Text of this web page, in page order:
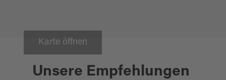
Karte öffnen
Unsere Empfehlungen